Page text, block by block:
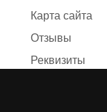
Карта сайта
Отзывы
Реквизиты